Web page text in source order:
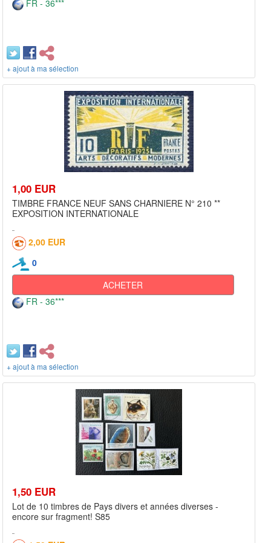
FR - 36***
+ ajout à ma sélection
1,00 EUR
TIMBRE FRANCE NEUF SANS CHARNIERE N° 210 **
EXPOSITION INTERNATIONALE
2,00 EUR
0
ACHETER
FR - 36***
+ ajout à ma sélection
1,50 EUR
Lot de 10 timbres de Pays divers et années diverses -
encore sur fragment! S85